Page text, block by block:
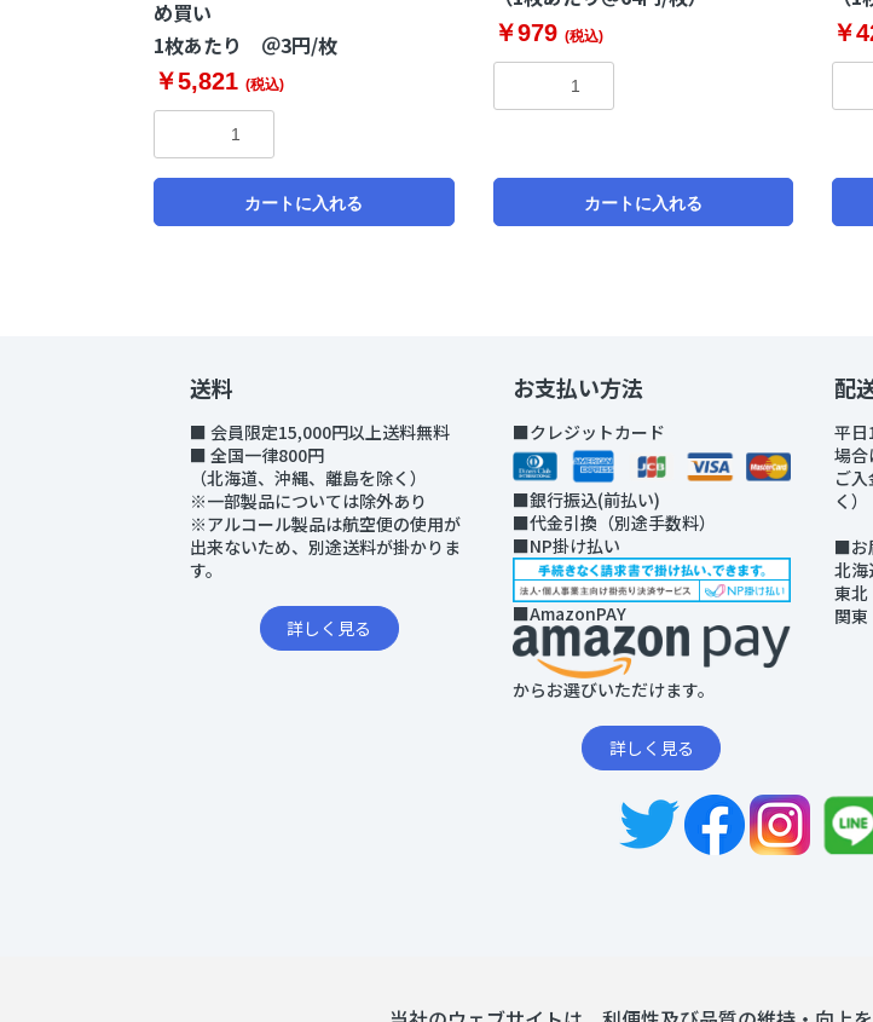
め買い
1枚あたり ＠3円/枚
￥5,821 (税込)
カートに入れる
￥979 (税込)
カートに入れる
￥
送料
■ 会員限定15,000円以上送料無料
■ 全国一律800円
（北海道、沖縄、離島を除く）
※一部製品については除外あり
※アルコール製品は航空便の使用が
出来ないため、別途送料が掛かりま
す。
詳しく見る
お支払い方法
■クレジットカード
■銀行振込(前払い)
■代金引換（別途手数料）
■NP掛け払い
■AmazonPAY
からお選びいただけます。
詳しく見る
配
平日
場合
ご
く）
■お
北海
東北
関